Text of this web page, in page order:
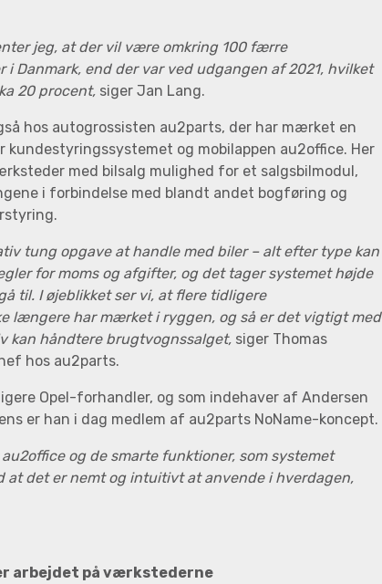
jeg, at der vil være omkring 100 færre
Danmark, end der var ved udgangen af 2021, hvilket
20 procent, siger Jan Lang.
hos autogrossisten au2parts, der har mærket en
kundestyringssystemet og mobilappen au2office. Her
med bilsalg mulighed for et salgsbilmodul,
i forbindelse med blandt andet bogføring og
tung opgave at handle med biler – alt efter type kan
for moms og afgifter, og det tager systemet højde
til. I øjeblikket ser vi, at flere tidligere
længere har mærket i ryggen, og så er det vigtigt med
kan håndtere brugtvognssalget, siger Thomas
hos au2parts.
Opel-forhandler, og som indehaver af Andersen
er han i dag medlem af au2parts NoName-koncept.
og de smarte funktioner, som systemet
at det er nemt og intuitivt at anvende i hverdagen,
arbejdet på værkstederne